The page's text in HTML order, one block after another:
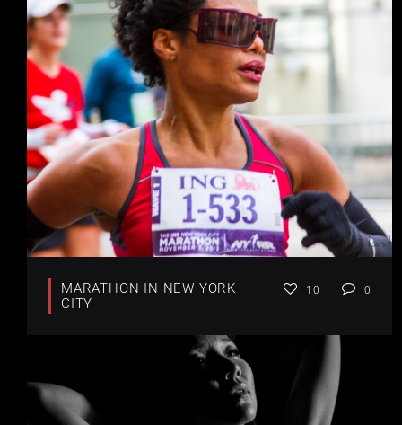
MARATHON IN NEW YORK
CITY
10 0